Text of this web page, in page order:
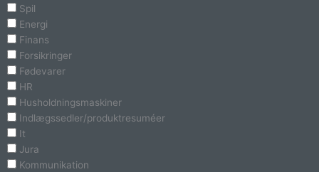
Spil
Energi
Finans
Forsikringer
Fødevarer
HR
Husholdningsmaskiner
Indlægssedler/produktresuméer
It
Jura
Kommunikation